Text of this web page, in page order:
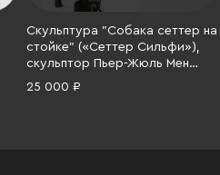
Скульптура "Собака сеттер на
стойке" («Сеттер Сильфи»),
скульптор Пьер-Жюль Мен
(1810-1879), Каслинский
25 000 ₽